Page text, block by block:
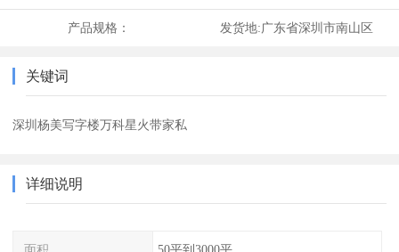
产品规格： 发货地:广东省深圳市南山区
关键词
深圳杨美写字楼万科星火带家私
详细说明
面积 50平到3000平